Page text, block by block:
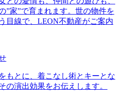
”家”で育まれます。世の物件を
目線で、LEON不動産がご案内
もとに、着こなし術とキーとな
の演出効果をお伝えします。